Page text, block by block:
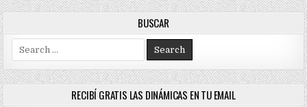
BUSCAR
for:
RECIBÍ GRATIS LAS DINÁMICAS EN TU EMAIL